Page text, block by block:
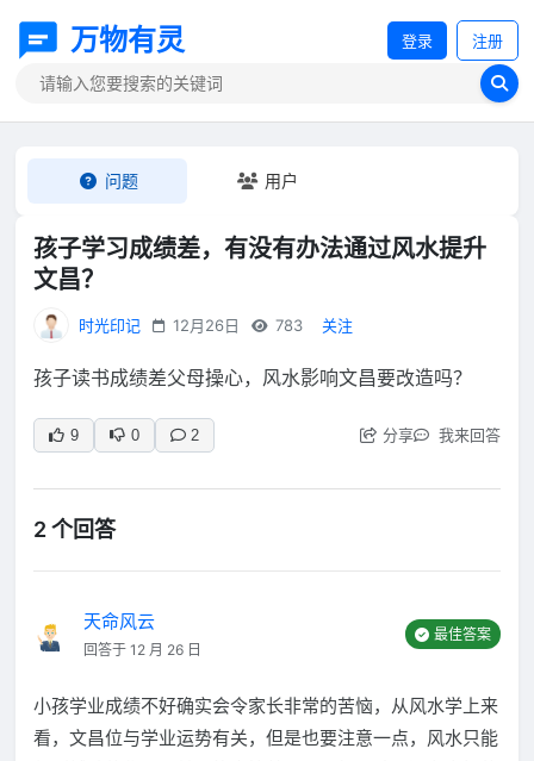
万物有灵 登录 注册
问题 用户
孩子学习成绩差，有没有办法通过风水提升
文昌？
时光印记 12月26日 783 关注
孩子读书成绩差父母操心，风水影响文昌要改造吗？
9 0 2 分享 我来回答
2 个回答
天命风云
回答于 12 月 26 日
最佳答案
小孩学业成绩不好确实会令家长非常的苦恼，从风水学上来
看，文昌位与学业运势有关，但是也要注意一点，风水只能